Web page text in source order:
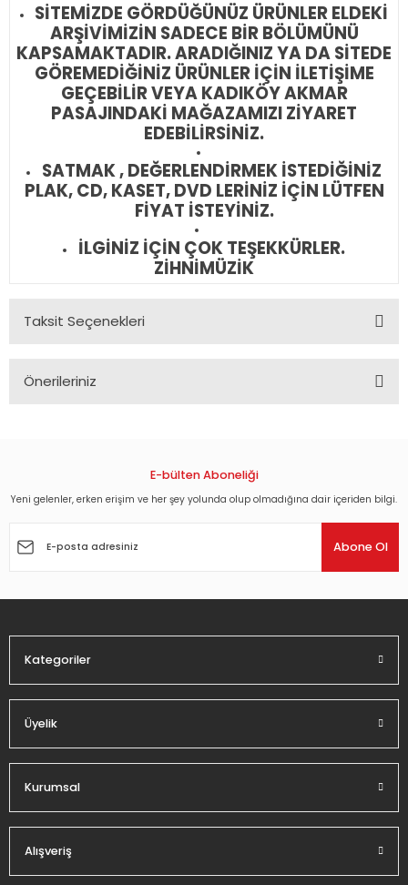
SİTEMİZDE GÖRDÜĞÜNÜZ ÜRÜNLER ELDEKİ
ARŞİVİMİZİN SADECE BİR BÖLÜMÜNÜ
KAPSAMAKTADIR. ARADIĞINIZ YA DA SİTEDE
GÖREMEDİĞİNİZ ÜRÜNLER İÇİN İLETİŞİME
GEÇEBİLİR VEYA KADIKÖY AKMAR
PASAJINDAKİ MAĞAZAMIZI ZİYARET
EDEBİLİRSİNİZ.
SATMAK , DEĞERLENDİRMEK İSTEDİĞİNİZ
PLAK, CD, KASET, DVD LERİNİZ İÇİN LÜTFEN
FİYAT İSTEYİNİZ.
İLGİNİZ İÇİN ÇOK TEŞEKKÜRLER.
ZİHNİMÜZİK
Taksit Seçenekleri
Önerileriniz
Görüş ve önerileriniz için teşekkür ederiz.
Ürün açıklamasında eksik bilgiler bulunuyor.
E-bülten Aboneliği
Yeni gelenler, erken erişim ve her şey yolunda olup olmadığına dair içeriden bilgi.
Abone Ol
Kategoriler
Üyelik
Kurumsal
Alışveriş